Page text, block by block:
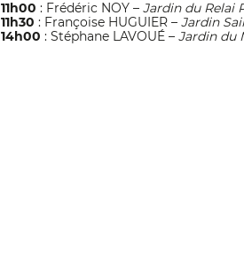
11h00 : Frédéric NOY – Jardin du Relai
11h30 : Françoise HUGUIER – Jardin
14h00 : Stéphane LAVOUÉ – Jardin du